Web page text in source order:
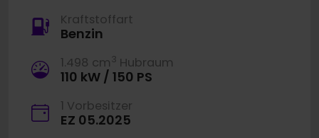
Kraftstoffart
Benzin
1.498 cm 3 Hubraum
110 kW / 150 PS
1 Vorbesitzer
EZ 05.2025